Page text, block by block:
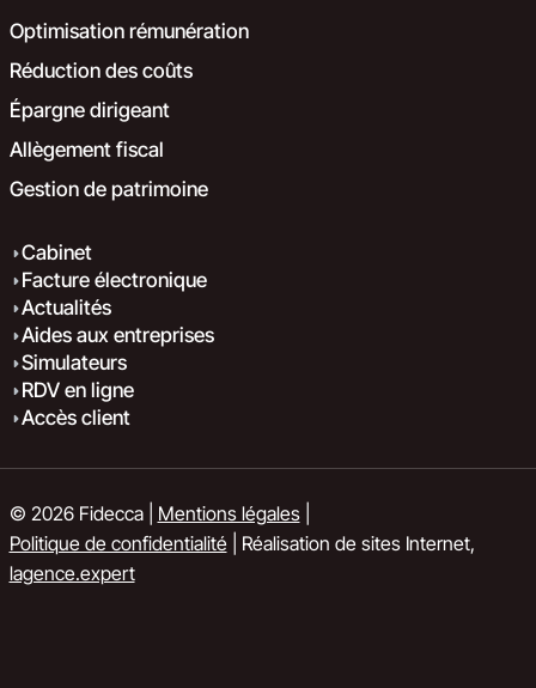
Optimisation rémunération
Réduction des coûts
Épargne dirigeant
Allègement fiscal
Gestion de patrimoine
Cabinet
Facture électronique
Actualités
Aides aux entreprises
Simulateurs
RDV en ligne
Accès client
© 2026 Fidecca | Mentions légales|
Politique de confidentialité| Réalisation de sites Internet,
lagence.expert